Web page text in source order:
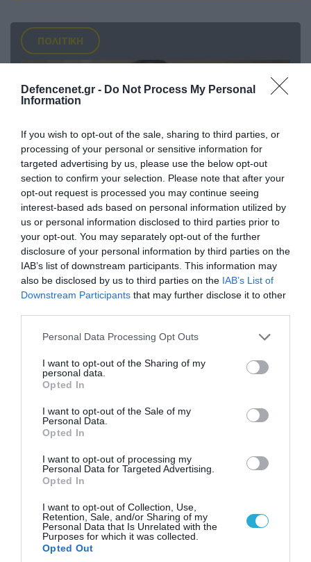
Defencenet.gr - Do Not Process My Personal
Information
If you wish to opt-out of the sale, sharing to third parties, or
processing of your personal or sensitive information for
targeted advertising by us, please use the below opt-out
section to confirm your selection. Please note that after your
opt-out request is processed you may continue seeing
interest-based ads based on personal information utilized by
us or personal information disclosed to third parties prior to
your opt-out. You may separately opt-out of the further
disclosure of your personal information by third parties on the
IAB’s list of downstream participants. This information may
also be disclosed by us to third parties on the IAB’s List of
Downstream Participants that may further disclose it to other
Please note that this website/app uses one or more Google
not limited to your visit or usage behaviour. You may click to
grant or deny consent to Google and its third-party tags to
use your data for below specified purposes in below Google
consent section.
Personal Data Processing Opt Outs
I want to opt-out of the Sharing of my
personal data.
Opted In
I want to opt-out of the Sale of my
Personal Data.
Opted In
I want to opt-out of processing my
Personal Data for Targeted Advertising.
Opted In
I want to opt-out of Collection, Use,
Retention, Sale, and/or Sharing of my
Personal Data that Is Unrelated with the
Purposes for which it was collected.
Opted Out
ΠΟΛΙΤΙΚΗ
07.08.2026 | 20:02
Ο Γιάννης Αλαφούζος «τέλειωσε» τον
Κωνσταντίνο Ζούλα από τον ΣΚΑΪ – Ο λόγος της
απομάκρυνσής του
06.08.2026 | 14:02
Αθήνα: Απομακρύνθηκαν παράνομα
αντικείμενα από κοινόχρηστους χώρους